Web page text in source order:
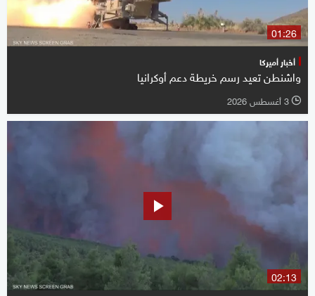
01:26
أخبار أميركا
واشنطن تعيد رسم خريطة دعم أوكرانيا
l 3 أغسطس 2026
02:13